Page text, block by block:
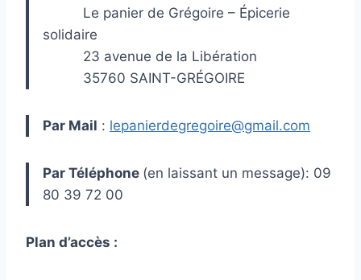
Le panier de Grégoire – Épicerie
solidaire
23 avenue de la Libération
35760 SAINT-GRÉGOIRE
Par Mail : lepanierdegregoire@gmail.com
Par Téléphone (en laissant un message): 09
80 39 72 00
Plan d’accès :